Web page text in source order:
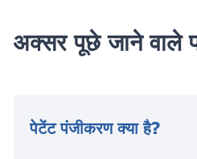
अक्सर पूछे जाने वाले
पेटेंट पंजीकरण क्या है?